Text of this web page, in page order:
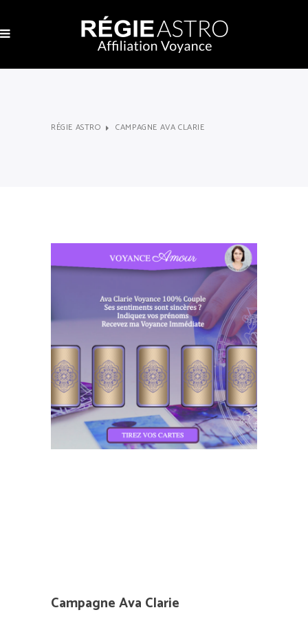
RÉGIE ASTRO CAMPAGNE AVA CLARIE
Campagne Ava Clarie